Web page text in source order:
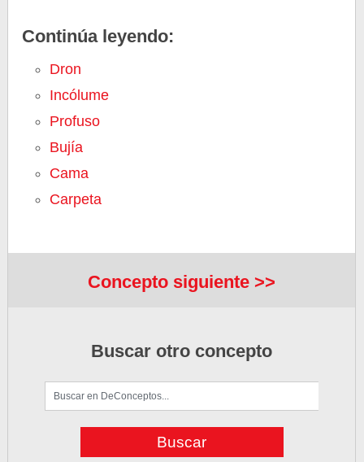
Continúa leyendo:
Dron
Incólume
Profuso
Bujía
Cama
Carpeta
Concepto siguiente >>
Buscar otro concepto